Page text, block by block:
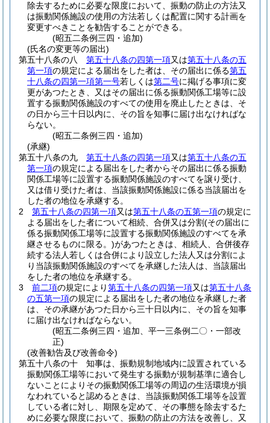
除去するために必要な限度において、振動の防止の方法又
は振動関係施設の使用の方法若しくは配置に関する計画を
変更すべきことを勧告することができる。
(昭五二条例三四・追加)
(氏名の変更等の届出)
第五十八条の八
第五十八条の四第一項又は第五十八条の五
第一項の規定による届出をした者は、その届出に係る第五
十八条の四第一項第一号若しくは第二号に掲げる事項に変
更があつたとき、又はその届出に係る振動関係工場等に設
置する振動関係施設のすべての使用を廃止したときは、そ
の日から三十日以内に、その旨を知事に届け出なければな
らない。
(昭五二条例三四・追加)
(承継)
第五十八条の九
第五十八条の四第一項又は第五十八条の五
第一項の規定による届出をした者からその届出に係る振動
関係工場等に設置する振動関係施設のすべてを譲り受け、
又は借り受けた者は、当該振動関係施設に係る当該届出を
した者の地位を承継する。
2
第五十八条の四第一項又は第五十八条の五第一項の規定に
よる届出をした者について相続、合併又は分割(その届出に
係る振動関係工場等に設置する振動関係施設のすべてを承
継させるものに限る。)があつたときは、相続人、合併後存
続する法人若しくは合併により設立した法人又は分割によ
り当該振動関係施設のすべてを承継した法人は、当該届出
をした者の地位を承継する。
3
前二項の規定により第五十八条の四第一項又は第五十八条
の五第一項の規定による届出をした者の地位を承継した者
は、その承継があつた日から三十日以内に、その旨を知事
に届け出なければならない。
(昭五二条例三四・追加、平一三条例二〇・一部改
正)
(改善勧告及び改善命令)
第五十八条の十
知事は、振動規制地域内に設置されている
振動関係工場等において発生する振動が規制基準に適合し
ないことによりその振動関係工場等の周辺の生活環境が損
なわれていると認めるときは、当該振動関係工場等を設置
している者に対し、期限を定めて、その事態を除去するた
めに必要な限度において、振動の防止の方法を改善し、又